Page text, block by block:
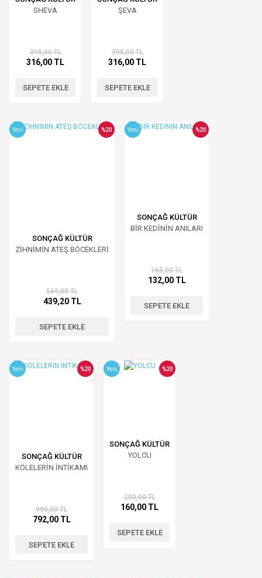
SHEVA
395,00 TL
316,00 TL
SEPETE EKLE
ŞEVA
395,00 TL
316,00 TL
SEPETE EKLE
Yeni
SONÇAĞ KÜLTÜR
ZİHNİMİN ATEŞ BÖCEKLERİ
%20
549,00 TL
439,20 TL
SEPETE EKLE
Yeni
SONÇAĞ KÜLTÜR
BİR KEDİNİN ANILARI
%20
165,00 TL
132,00 TL
SEPETE EKLE
Yeni
SONÇAĞ KÜLTÜR
KÖLELERİN İNTİKAMI
%20
990,00 TL
792,00 TL
SEPETE EKLE
Yeni
SONÇAĞ KÜLTÜR
YOLCU
%20
200,00 TL
160,00 TL
SEPETE EKLE